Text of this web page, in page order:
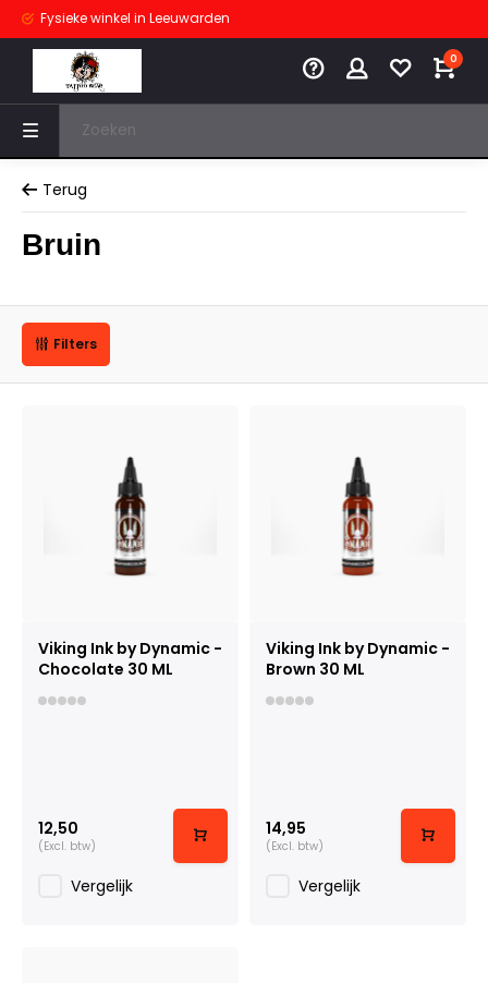
Fysieke winkel in Leeuwarden
0
Terug
Bruin
Filters
Viking Ink by Dynamic -
Chocolate 30 ML
12,50
(Excl. btw)
Vergelijk
Viking Ink by Dynamic -
Brown 30 ML
14,95
(Excl. btw)
Vergelijk